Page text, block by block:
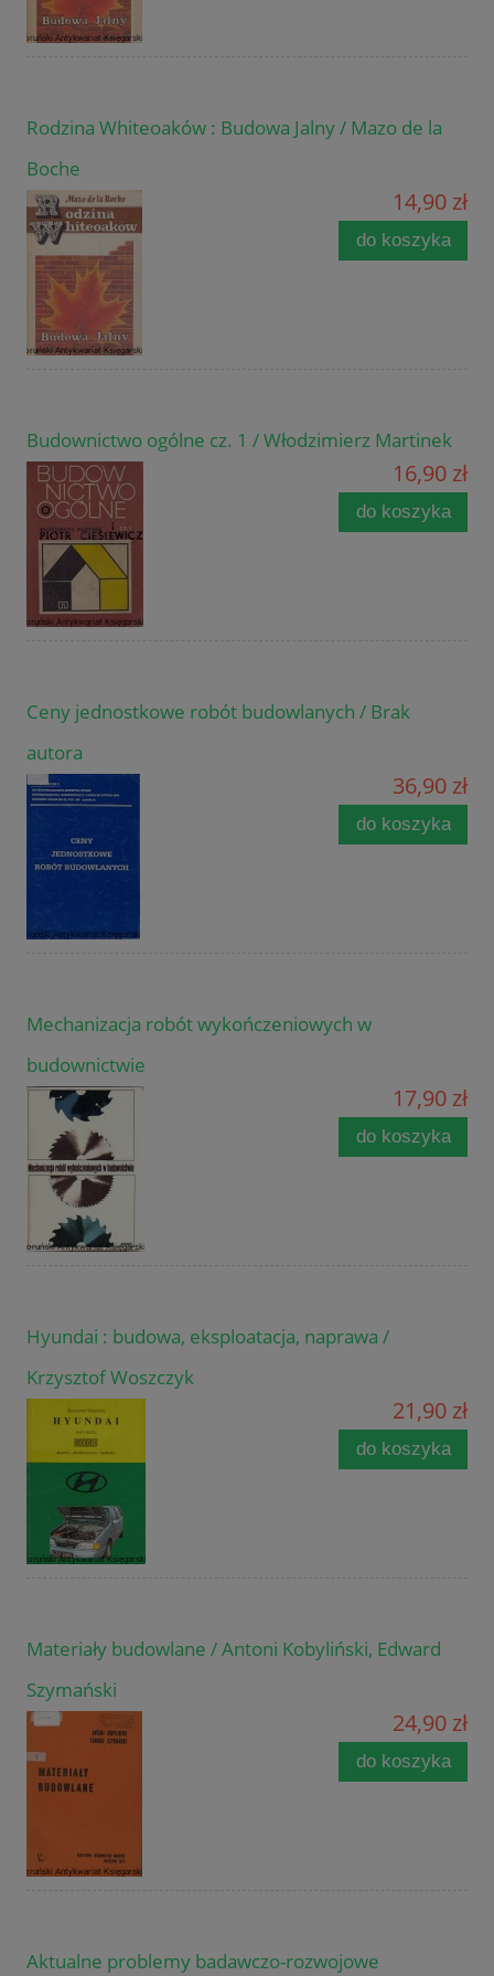
Rodzina Whiteoaków : Budowa Jalny / Mazo de la
Boche
14,90 zł
do koszyka
Budownictwo ogólne cz. 1 / Włodzimierz Martinek
16,90 zł
do koszyka
Ceny jednostkowe robót budowlanych / Brak
autora
36,90 zł
do koszyka
Mechanizacja robót wykończeniowych w
budownictwie
17,90 zł
do koszyka
Hyundai : budowa, eksploatacja, naprawa /
Krzysztof Woszczyk
21,90 zł
do koszyka
Materiały budowlane / Antoni Kobyliński, Edward
Szymański
24,90 zł
do koszyka
Aktualne problemy badawczo-rozwojowe